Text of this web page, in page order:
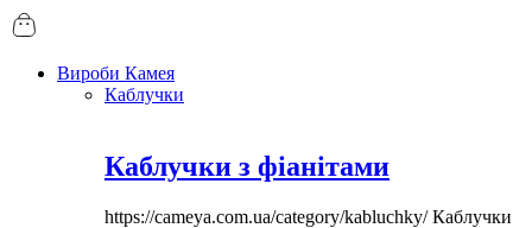
Вироби Камея
Каблучки
Каблучки з фіанітами
https://cameya.com.ua/category/kabluchky/Каблучки